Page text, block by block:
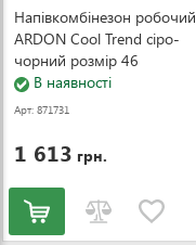
Напівкомбінезон робочий
ARDON Cool Trend сіро-
чорний розмір 46
(000055110)
В наявності
Арт: 871731
1 613 грн.